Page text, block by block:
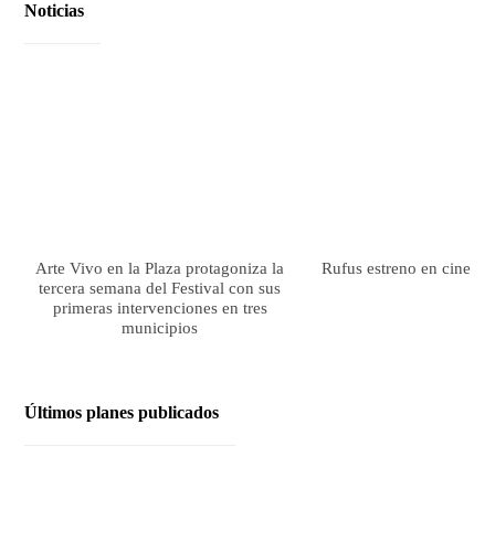
Noticias
Arte Vivo en la Plaza protagoniza la
tercera semana del Festival con sus
primeras intervenciones en tres
municipios
Rufus estreno en cines
Últimos planes publicados